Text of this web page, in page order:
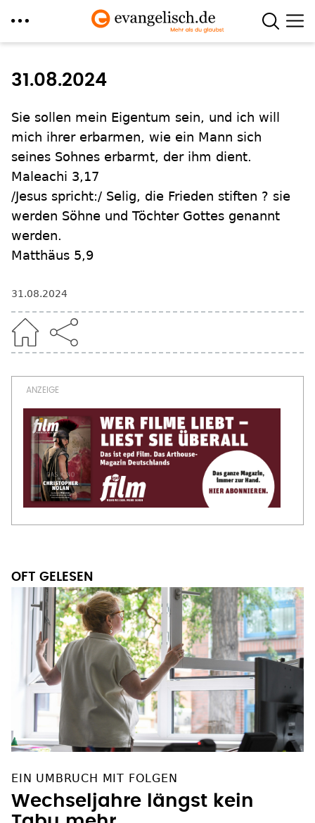
zum
31.08.2024
Sie sollen mein Eigentum sein, und ich will
mich ihrer erbarmen, wie ein Mann sich
seines Sohnes erbarmt, der ihm dient.
Maleachi 3,17
/Jesus spricht:/ Selig, die Frieden stiften ? sie
werden Söhne und Töchter Gottes genannt
werden.
Matthäus 5,9
31.08.2024
OFT GELESEN
EIN UMBRUCH MIT FOLGEN
Wechseljahre längst kein